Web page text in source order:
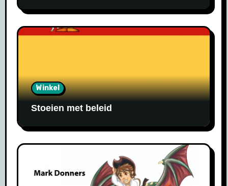
Winkel
Stoeien met beleid